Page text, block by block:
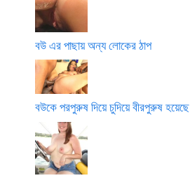
বউ এর পাছায় অন্য লোকের ঠাপ
বউকে পরপুরুষ দিয়ে চুদিয়ে বীরপুরুষ হয়েছে